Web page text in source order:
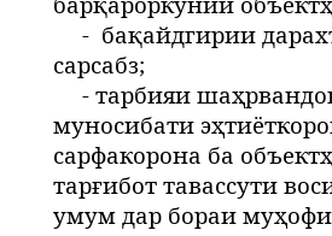
- бақайдгирии
сарсабз;
- тарбияи
муносибати
сарфакорона ба
тарғибот тавассути
умум дар бораи